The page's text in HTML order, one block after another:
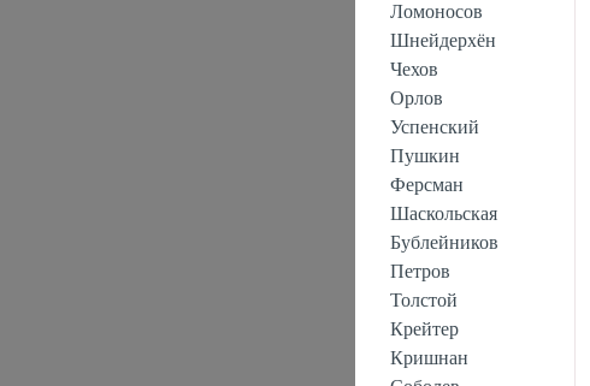
Ломоносов
Шнейдерхён
Чехов
Орлов
Успенский
Пушкин
Ферсман
Шаскольская
Бублейников
Петров
Толстой
Крейтер
Кришнан